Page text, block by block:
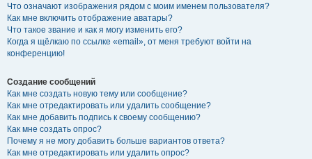
Что означают изображения рядом с моим именем пользователя?
Как мне включить отображение аватары?
Что такое звание и как я могу изменить его?
Когда я щёлкаю по ссылке «email», от меня требуют войти на
конференцию!
Создание сообщений
Как мне создать новую тему или сообщение?
Как мне отредактировать или удалить сообщение?
Как мне добавить подпись к своему сообщению?
Как мне создать опрос?
Почему я не могу добавить больше вариантов ответа?
Как мне отредактировать или удалить опрос?